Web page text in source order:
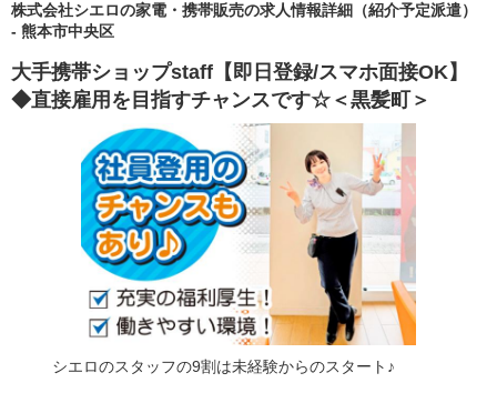
株式会社シエロの家電・携帯販売の求人情報詳細（紹介予定派遣）
- 熊本市中央区
大手携帯ショップstaff【即日登録/スマホ面接OK】
◆直接雇用を目指すチャンスです☆＜黒髪町＞
シエロのスタッフの9割は未経験からのスタート♪